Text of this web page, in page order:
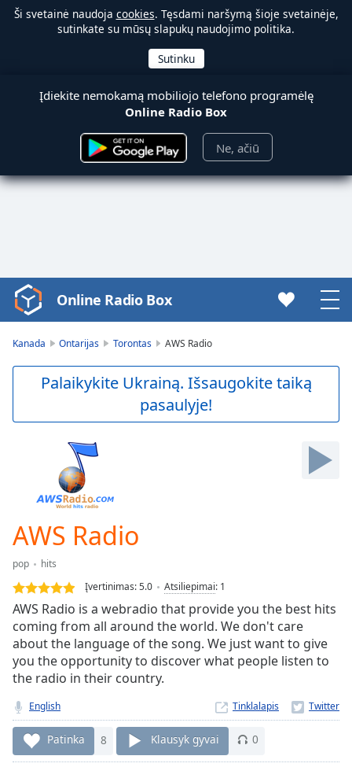
Ši svetainė naudoja cookies. Tęsdami naršymą šioje svetainėje,
sutinkate su mūsų slapukų naudojimo politika.
Įdiekite nemokamą mobiliojo telefono programėlę
Online Radio Box
Ne, ačiū
Video
Player
Skip
Current
Loaded:
0.00%
Stream
TypeLIVE
Seek to
currently
behind
Remaining
Time-
Online Radio Box
Kanada Ontarijas Torontas AWS Radio
Palaikykite Ukrainą. Išsaugokite taiką
pasaulyje!
AWS Radio
pop
hits
Įvertinimas:5.0 Atsiliepimai: 1
AWS Radio is a webradio that provide you the best hits
coming from all around the world. We don't care
about the language of the song. We just want to give
you the opportunity to discover what people listen to
the radio in their country.
English Tinklalapis
Patinka 8 Klausyk gyvai 0